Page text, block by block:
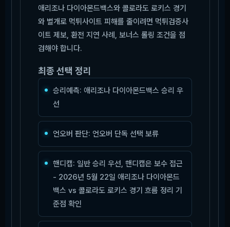
애리조나 다이아몬드백스와 콜로라도 로키스 경기
와 별개로 먹튀사이트 피해를 줄이려면 먹튀검증사
이트 제보, 환전 지연 사례, 보너스 롤링 조건을 점
검해야 합니다.
최종 선택 정리
승리예측: 애리조나 다이아몬드백스 승리 우
선
언오버 판단: 언오버 단독 선택 보류
핸디캡: 일반 승리 우선, 핸디캡은 보수 접근
- 2026년 5월 22일 애리조나 다이아몬드
백스 vs 콜로라도 로키스 경기 흐름 정리 기
준점 확인